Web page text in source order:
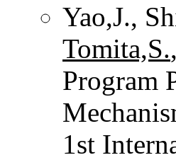
Yao,J.,
Tomita,S.,
Program
1st